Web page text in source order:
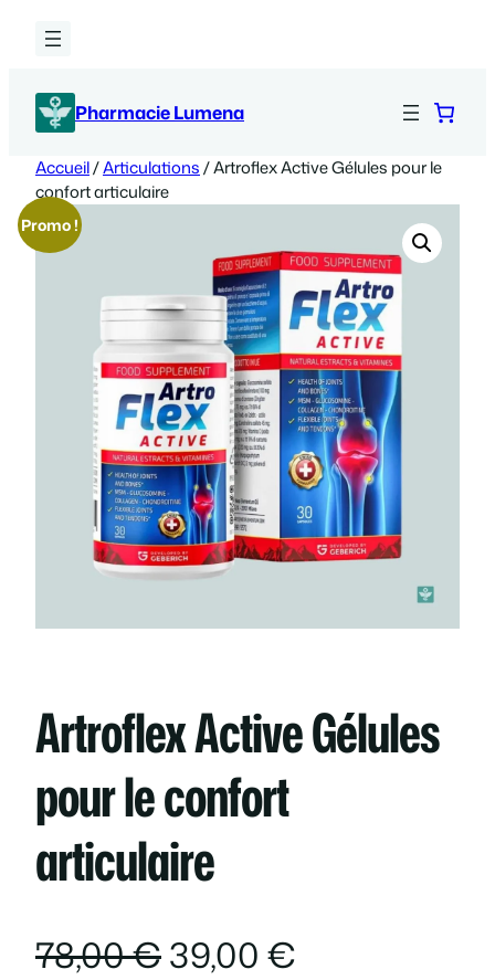
Pharmacie Lumena
Accueil/Articulations/ Artroflex Active Gélules pour le
confort articulaire
Promo !
Artroflex Active Gélules
pour le confort
articulaire
78,00€L
39,00 €